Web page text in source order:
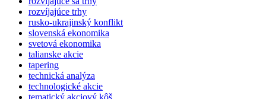
rozvíjajúce trhy
rusko-ukrajinský konflikt
slovenská ekonomika
svetová ekonomika
talianske akcie
tapering
technická analýza
technologické akcie